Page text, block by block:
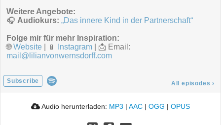
Weitere Angebote:
🎧 Audiokurs: „Das innere Kind in der Partnerschaft“
Folge mir für mehr Inspiration:
🌐Website | 📱 Instagram | 📩 Email:
mail@lilianvonwernsdorff.com
Subscribe All episodes ›
Audio herunterladen: MP3 | AAC | OGG | OPUS